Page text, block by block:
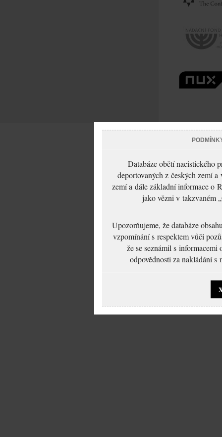
Databáze obětí nacistického
deportovaných z českých zemí
zemí a dále základní informace o
jako vězni v takzvaném
Upozorňujeme, že databáze
vzpomínání s respektem vůči
že se seznámil s
odpovědnosti za nakládání